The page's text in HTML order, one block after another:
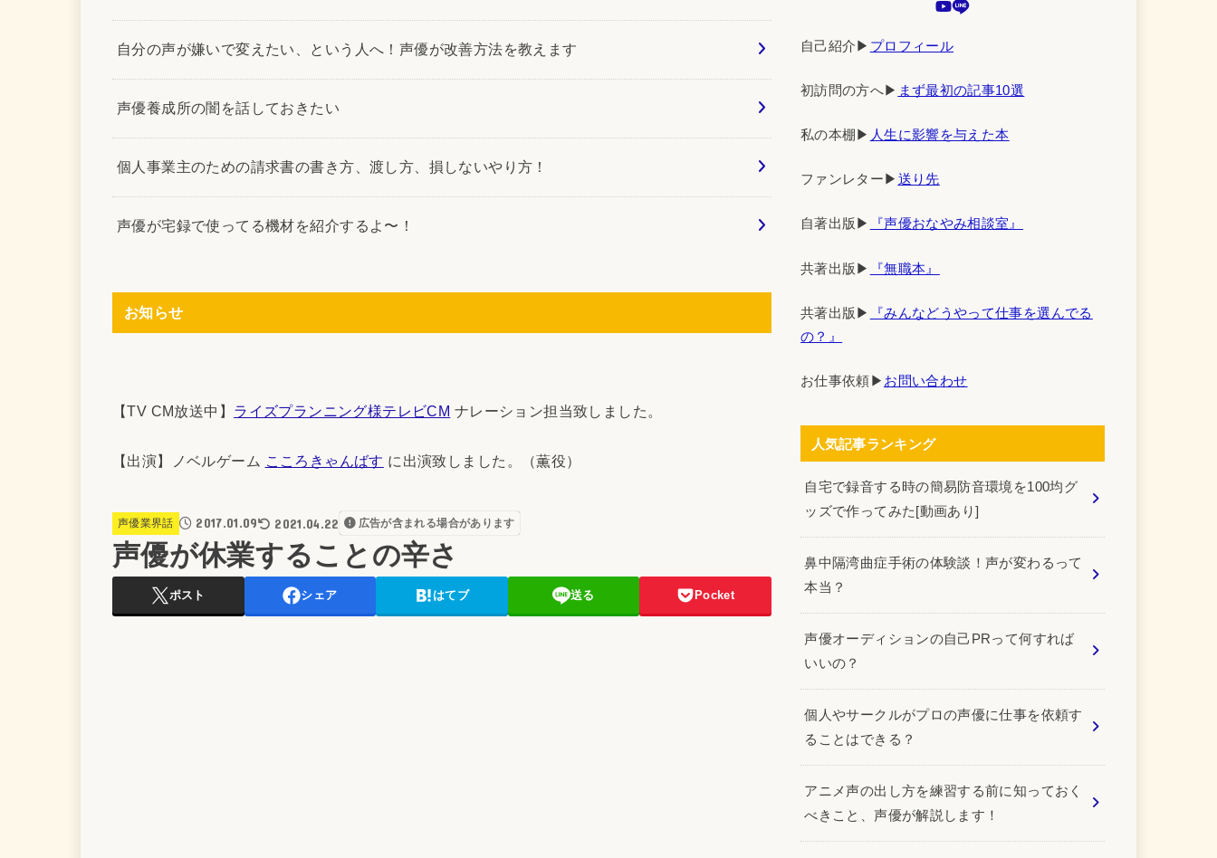
自分の声が嫌いで変えたい、という人へ！声優が改善方法を教えます
声優養成所の闇を話しておきたい
個人事業主のための請求書の書き方、渡し方、損しないやり方！
声優が宅録で使ってる機材を紹介するよ〜！
お知らせ
【TV CM放送中】 ライズプランニング様テレビCM ナレーション担当致しました。
【出演】ノベルゲーム こころきゃんばす に出演致しました。（薫役）
声優業界話 2017.01.09 2021.04.22 広告が含まれる場合があります
声優が休業することの辛さ
ポスト シェア はてブ 送る Pocket
自己紹介▶︎ プロフィール
初訪問の方へ▶︎ まず最初の記事10選
私の本棚▶︎ 人生に影響を与えた本
ファンレター▶︎ 送り先
自著出版▶︎ 『声優おなやみ相談室』
共著出版▶︎ 『無職本』
共著出版▶︎
『みんなどうやって仕事を選んでる
の？』
お仕事依頼▶︎ お問い合わせ
人気記事ランキング
自宅で録音する時の簡易防音環境を100均グ
ッズで作ってみた[動画あり]
鼻中隔湾曲症手術の体験談！声が変わるって
本当？
声優オーディションの自己PRって何すれば
いいの？
個人やサークルがプロの声優に仕事を依頼す
ることはできる？
アニメ声の出し方を練習する前に知っておく
べきこと、声優が解説します！